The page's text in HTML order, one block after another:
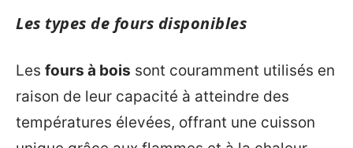
Les types de fours disponibles
Les fours à bois sont couramment utilisés en
raison de leur capacité à atteindre des
températures élevées, offrant une cuisson